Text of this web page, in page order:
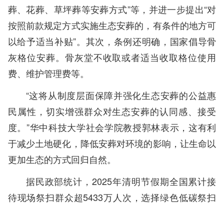
葬、花葬、草坪葬等安葬方式”等，并进一步提出“对
按照前款规定方式实施生态安葬的，有条件的地方可
以给予适当补贴”。其次，条例还明确，国家倡导骨
灰格位安葬。骨灰堂不收取或者适当收取格位使用
费、维护管理费等。
“这将从制度层面保障并强化生态安葬的公益惠
民属性，切实增强群众对生态安葬的认同感、接受
度。”华中科技大学社会学院教授郭林表示，这有利
于减少土地硬化，降低安葬对环境的影响，让生命以
更加生态的方式回归自然。
据民政部统计，2025年清明节假期全国累计接
待现场祭扫群众超5433万人次，选择绿色低碳祭扫